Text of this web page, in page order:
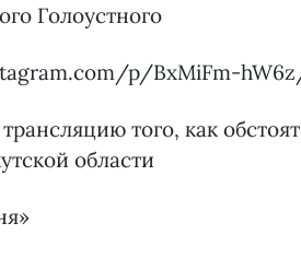
Голоустного
p/BxMiFm-
того, как
области